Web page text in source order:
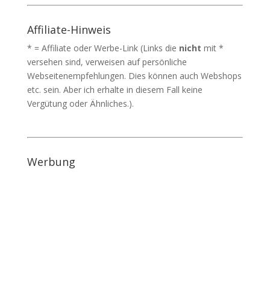
Affiliate-Hinweis
* = Affiliate oder Werbe-Link (Links die nicht mit *
versehen sind, verweisen auf persönliche
Webseitenempfehlungen. Dies können auch Webshops
etc. sein. Aber ich erhalte in diesem Fall keine
Vergütung oder Ähnliches.).
Werbung